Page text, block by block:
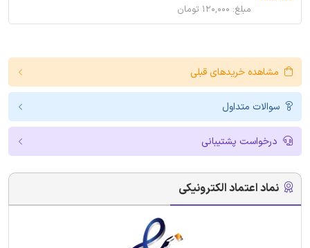
مبلغ: ۱۲۰,۰۰۰ تومان
مشاهده خریدهای قبلی
سوالات متداول
درخواست پشتیبانی
نماد اعتماد الکترونیکی